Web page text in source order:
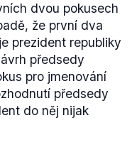
dvou pokusech
že první dva
prezident republiky
předsedy
pro jmenování
předsedy
do něj nijak